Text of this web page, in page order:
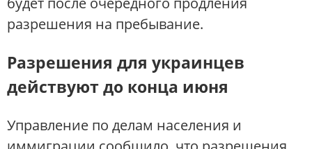
разрешения на пребывание.
Разрешения для украинцев
действуют до конца июня
Управление по делам населения и